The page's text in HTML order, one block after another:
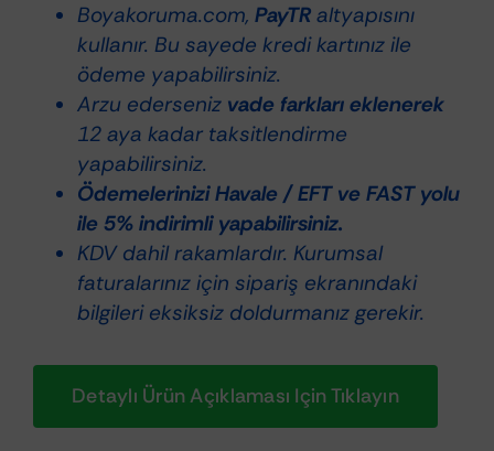
Hare
Giderici
1Lt.
adet
Boyakoruma.com, PayTRaltyapısını
kullanır. Bu sayede kredi kartınız ile
ödeme yapabilirsiniz.
Arzu ederseniz vade farkları eklenerek
12 aya kadar taksitlendirme
yapabilirsiniz.
Ödemelerinizi Havale / EFT ve FAST yolu
ile 5% indirimli yapabilirsiniz.
KDV dahil rakamlardır. Kurumsal
faturalarınız için sipariş ekranındaki
bilgileri eksiksiz doldurmanız gerekir.
Detaylı Ürün Açıklaması Için Tıklayın